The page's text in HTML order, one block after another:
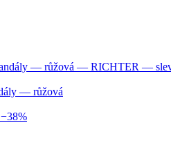
— růžová
−38%